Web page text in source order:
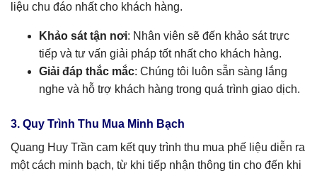
liệu chu đáo nhất cho khách hàng.
Khảo sát tận nơi: Nhân viên sẽ đến khảo sát trực
tiếp và tư vấn giải pháp tốt nhất cho khách hàng.
Giải đáp thắc mắc: Chúng tôi luôn sẵn sàng lắng
nghe và hỗ trợ khách hàng trong quá trình giao dịch.
3. Quy Trình Thu Mua Minh Bạch
Quang Huy Trần cam kết quy trình thu mua phế liệu diễn ra
một cách minh bạch, từ khi tiếp nhận thông tin cho đến khi